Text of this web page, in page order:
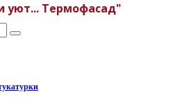
уют... Термофасад"